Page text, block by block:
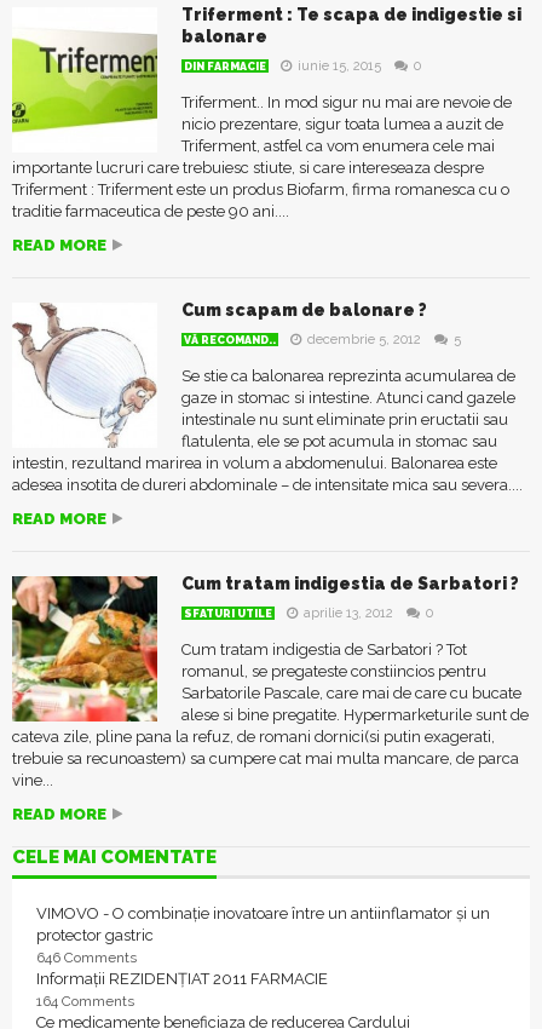
Triferment : Te scapa de indigestie si
balonare
DIN FARMACIE iunie 15, 2015 0
Triferment.. In mod sigur nu mai are nevoie de
nicio prezentare, sigur toata lumea a auzit de
Triferment, astfel ca vom enumera cele mai
importante lucruri care trebuiesc stiute, si care intereseaza despre
Triferment : Triferment este un produs Biofarm, firma romanesca cu o
traditie farmaceutica de peste 90 ani....
READ MORE
Cum scapam de balonare ?
VĂ RECOMAND.. decembrie 5, 2012 5
Se stie ca balonarea reprezinta acumularea de
gaze in stomac si intestine. Atunci cand gazele
intestinale nu sunt eliminate prin eructatii sau
flatulenta, ele se pot acumula in stomac sau
intestin, rezultand marirea in volum a abdomenului. Balonarea este
adesea insotita de dureri abdominale – de intensitate mica sau severa....
READ MORE
Cum tratam indigestia de Sarbatori ?
SFATURI UTILE aprilie 13, 2012 0
Cum tratam indigestia de Sarbatori ? Tot
romanul, se pregateste constiincios pentru
Sarbatorile Pascale, care mai de care cu bucate
alese si bine pregatite. Hypermarketurile sunt de
cateva zile, pline pana la refuz, de romani dornici(si putin exagerati,
trebuie sa recunoastem) sa cumpere cat mai multa mancare, de parca
vine...
READ MORE
CELE MAI COMENTATE
VIMOVO - O combinație inovatoare între un antiinflamator și un
protector gastric
646 Comments
Informații REZIDENȚIAT 2011 FARMACIE
164 Comments
Ce medicamente beneficiaza de reducerea Cardului